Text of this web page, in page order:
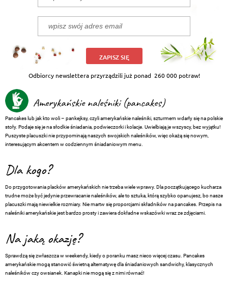
ZAPISZ SIĘ
Odbiorcy newslettera przyrządzili już ponad 260 000 potraw!
Amerykańskie naleśniki (pancakes)
Pancakes lub jak kto woli – pankejksy, czyli amerykańskie naleśniki, szturmem wdarły się na polskie
stoły. Podaje się je na słodkie śniadania, podwieczorki i kolacje. Uwielbiają je wszyscy, bez wyjątku!
Puszyste placuszki nie przypominają naszych swojskich naleśników, więc okażą się nowym,
interesującym akcentem w codziennym śniadaniowym menu.
Dla kogo?
Do przygotowania placków amerykańskich nie trzeba wiele wprawy. Dla początkującego kucharza
trudne może być jedynie przewracanie naleśników, ale to sztuka, którą szybko opanujesz, bo nasze
placuszki mają niewielkie rozmiary. Nie martw się proporcjami składników na pancakes. Przepis na
naleśniki amerykańskie jest bardzo prosty i zawiera dokładne wskazówki wraz ze zdjęciami.
Na jaką okazję?
Sprawdzą się zwłaszcza w weekendy, kiedy o poranku masz nieco więcej czasu. Pancakes
amerykańskie mogą stanowić świetną alternatywę dla śniadaniowych sandwichy, klasycznych
naleśników czy owsianek. Kanapki nie mogą się z nimi równać!